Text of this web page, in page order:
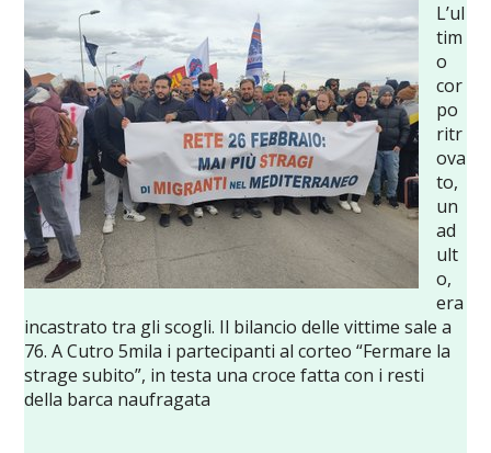
L’ul
tim
o
cor
po
ritr
ova
to,
un
ad
ult
o,
era
incastrato tra gli scogli. Il bilancio delle vittime sale a
76. A Cutro 5mila i partecipanti al corteo “Fermare la
strage subito”, in testa una croce fatta con i resti
della barca naufragata